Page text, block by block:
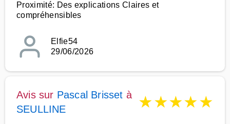
Proximité: Des explications Claires et
compréhensibles
Elfie54
29/06/2026
Avis sur Pascal Brisset à
SEULLINE
★★★★★